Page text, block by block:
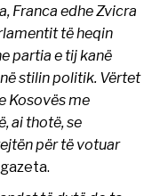
Franca edhe Zvicra
të heqin
partia e tij kanë
stilin politik. Vërtet
Kosovës me
ai thotë, se
për të votuar